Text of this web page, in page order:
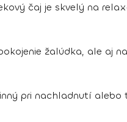
čaj je skvelý na
žalúdka, ale aj
pri nachladnutí